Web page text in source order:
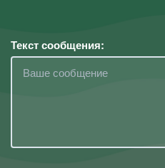
Текст сообщения: